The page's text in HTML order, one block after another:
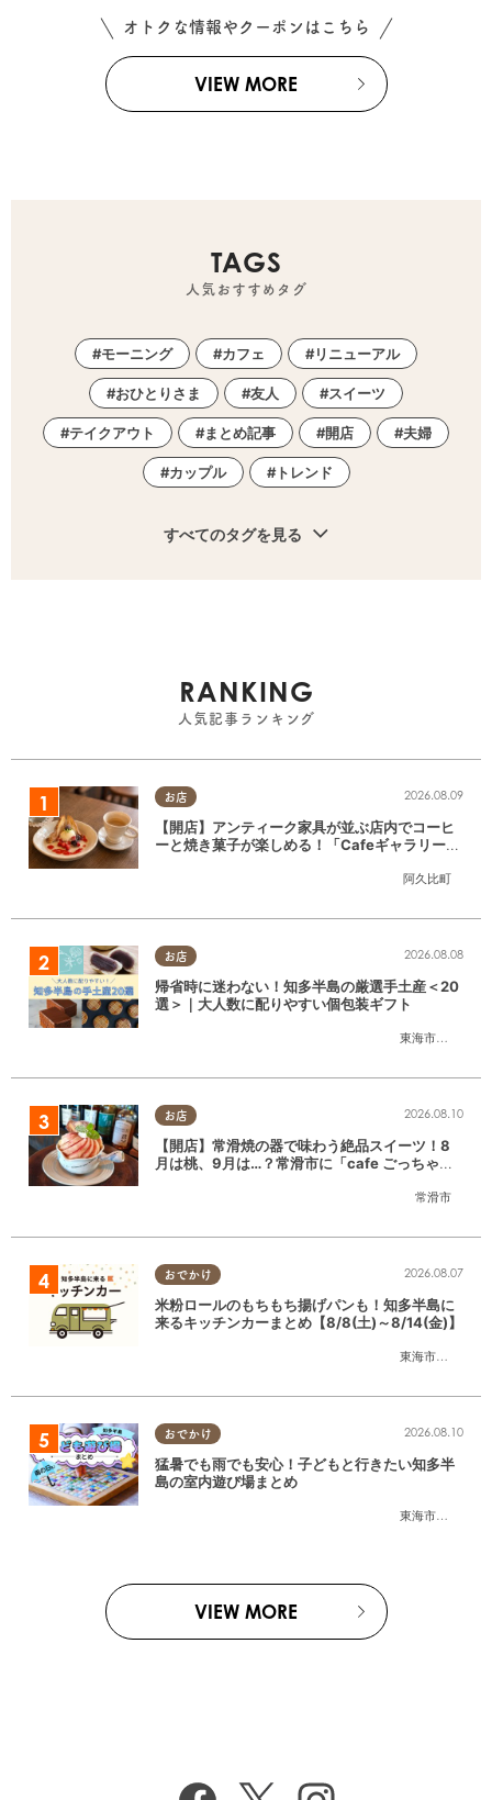
オトクな情報やクーポンはこちら
VIEW MORE
TAGS
人気おすすめタグ
モーニング カフェ リニューアル
おひとりさま 友人 スイーツ
テイクアウト まとめ記事 開店 夫婦
カップル トレンド
すべてのタグを見る
RANKING
人気記事ランキング
お店
阿久比町
2026.08.09
【開店】アンティーク家具が並ぶ店内でコーヒ
ーと焼き菓子が楽しめる！「CafeギャラリーA
お店
東海市大府市
2026.08.08
帰省時に迷わない！知多半島の厳選手土産＜20
選＞｜大人数に配りやすい個包装ギフト
お店
常滑市
2026.08.10
【開店】常滑焼の器で味わう絶品スイーツ！8
月は桃、9月は…？常滑市に「cafe ごっちゃ」
おでかけ
東海市大府市
2026.08.07
米粉ロールのもちもち揚げパンも！知多半島に
来るキッチンカーまとめ【8/8(土)～8/14(金)】
おでかけ
東海市大府市
2026.08.10
猛暑でも雨でも安心！子どもと行きたい知多半
島の室内遊び場まとめ
VIEW MORE